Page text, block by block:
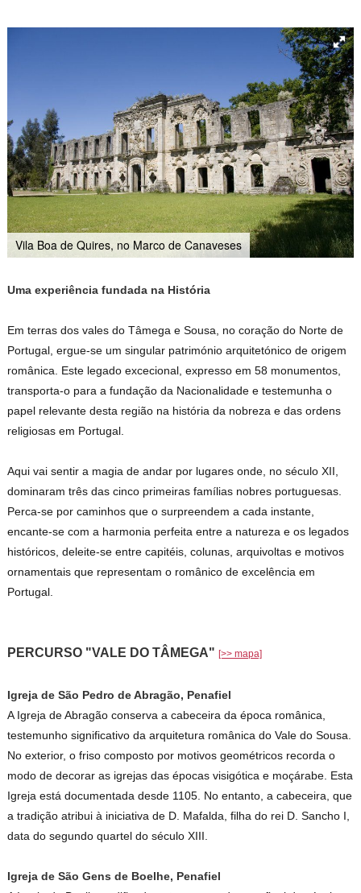
Vila Boa de Quires, no Marco de Canaveses
Uma experiência fundada na História
Em terras dos vales do Tâmega e Sousa, no coração do Norte de
Portugal, ergue-se um singular património arquitetónico de origem
românica. Este legado excecional, expresso em 58 monumentos,
transporta-o para a fundação da Nacionalidade e testemunha o
papel relevante desta região na história da nobreza e das ordens
religiosas em Portugal.
Aqui vai sentir a magia de andar por lugares onde, no século XII,
dominaram três das cinco primeiras famílias nobres portuguesas.
Perca-se por caminhos que o surpreendem a cada instante,
encante-se com a harmonia perfeita entre a natureza e os legados
históricos, deleite-se entre capitéis, colunas, arquivoltas e motivos
ornamentais que representam o românico de excelência em
Portugal.
PERCURSO "VALE DO TÂMEGA"[>> mapa]
Igreja de São Pedro de Abragão, Penafiel
A Igreja de Abragão conserva a cabeceira da época românica,
testemunho significativo da arquitetura românica do Vale do Sousa.
No exterior, o friso composto por motivos geométricos recorda o
modo de decorar as igrejas das épocas visigótica e moçárabe. Esta
Igreja está documentada desde 1105. No entanto, a cabeceira, que
a tradição atribui à iniciativa de D. Mafalda, filha do rei D. Sancho I,
data do segundo quartel do século XIII.
Igreja de São Gens de Boelhe, Penafiel